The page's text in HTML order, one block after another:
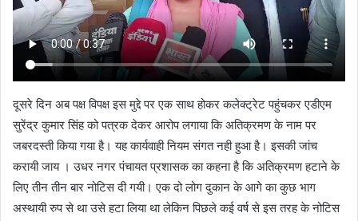
दूसरे दिन अब पक्ष विपक्ष इस मुद्दे पर एक साथ होकर कलेक्ट्रेट पहुंचकर एडीएम
सुरेंद्र कुमार सिंह को पत्रक देकर आरोप लगाया कि अतिक्रमण के नाम पर
जबरदस्ती किया गया है। यह कार्यवाही नियम संगत नही हुआ है। इसकी जांच
करायी जाय । उधर नगर पंचायत प्रशासक का कहना है कि अतिक्रमण हटाने के
लिए तीन तीन बार नोटिस दी गयी। एक दो लोग दुकान के आगे का कुछ भाग
अस्थायी रुप से था उसे हटा लिया था लेकिन पिछले कई वर्ष से इस तरह के नोटिस